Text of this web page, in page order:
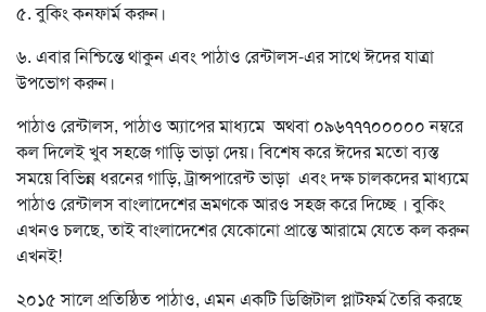
৫. বুকিং কনফার্ম করুন।
৬. এবার নিশ্চিন্তে থাকুন এবং পাঠাও রেন্টালস-এর সাথে ঈদের যাত্রা
উপভোগ করুন।
পাঠাও রেন্টালস, পাঠাও অ্যাপের মাধ্যমে অথবা ০৯৬৭৭৭০০০০০ নম্বরে
কল দিলেই খুব সহজে গাড়ি ভাড়া দেয়। বিশেষ করে ঈদের মতো ব্যস্ত
সময়ে বিভিন্ন ধরনের গাড়ি, ট্রান্সপারেন্ট ভাড়া এবং দক্ষ চালকদের মাধ্যমে
পাঠাও রেন্টালস বাংলাদেশের ভ্রমণকে আরও সহজ করে দিচ্ছে । বুকিং
এখনও চলছে, তাই বাংলাদেশের যেকোনো প্রান্তে আরামে যেতে কল করুন
এখনই!
২০১৫ সালে প্রতিষ্ঠিত পাঠাও, এমন একটি ডিজিটাল প্লাটফর্ম তৈরি করছে